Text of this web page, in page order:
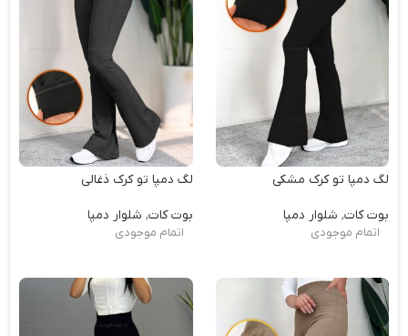
لگ دمپا تو کرک مشکی
بوت کات, شلوار دمپا
اتمام موجودی
لگ دمپا تو کرک ذغالی
بوت کات, شلوار دمپا
اتمام موجودی